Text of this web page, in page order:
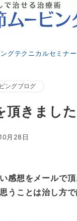
グテクニカルセミナー
ングブログ
頂きました
月28日
感想をメールで
うことは治し方